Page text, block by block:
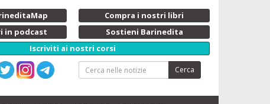
Compra i nostri libri
in podcast
Sostieni Barinedita
Iscriviti ai nostri corsi
Cerca